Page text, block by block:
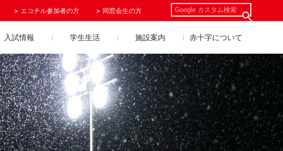
エコチル参加者の方 同窓会生の方
入試情報 学生生活 施設案内 赤十字について